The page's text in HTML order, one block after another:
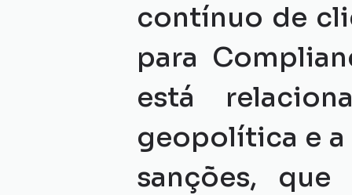
contínuo de
para
está
geopolítica e a
sanções,